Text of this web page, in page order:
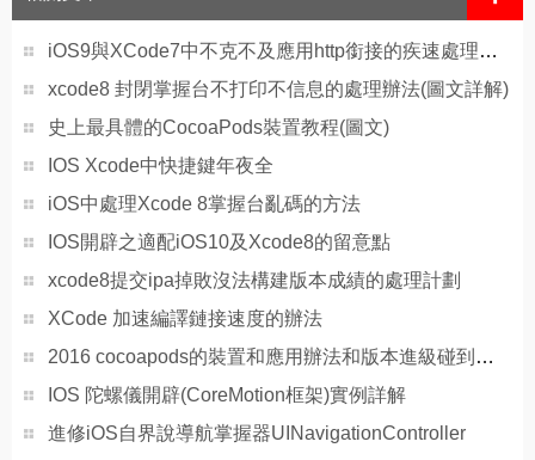
iOS9與XCode7中不克不及應用http銜接的疾速處理方法
xcode8 封閉掌握台不打印不信息的處理辦法(圖文詳解)
史上最具體的CocoaPods裝置教程(圖文)
IOS Xcode中快捷鍵年夜全
iOS中處理Xcode 8掌握台亂碼的方法
IOS開辟之適配iOS10及Xcode8的留意點
xcode8提交ipa掉敗沒法構建版本成績的處理計劃
XCode 加速編譯鏈接速度的辦法
2016 cocoapods的裝置和應用辦法和版本進級碰到的成績
IOS 陀螺儀開辟(CoreMotion框架)實例詳解
進修iOS自界說導航掌握器UINavigationController